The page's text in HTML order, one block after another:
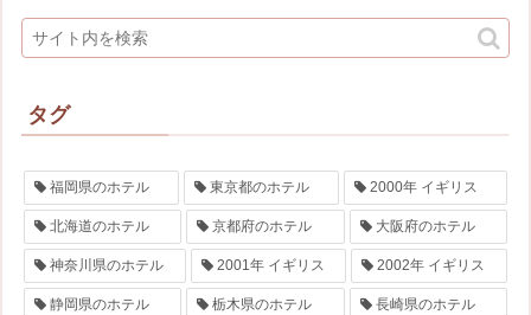
タグ
福岡県のホテル 東京都のホテル 2000年 イギリス
北海道のホテル 京都府のホテル 大阪府のホテル
神奈川県のホテル 2001年 イギリス 2002年 イギリス
静岡県のホテル 栃木県のホテル 長崎県のホテル